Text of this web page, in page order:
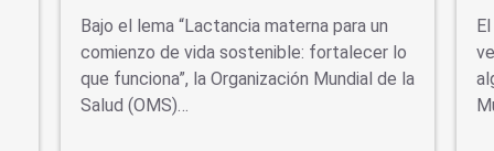
Bajo el lema “Lactancia materna para un
comienzo de vida sostenible: fortalecer lo
que funciona”, la Organización Mundial de la
Salud (OMS)…